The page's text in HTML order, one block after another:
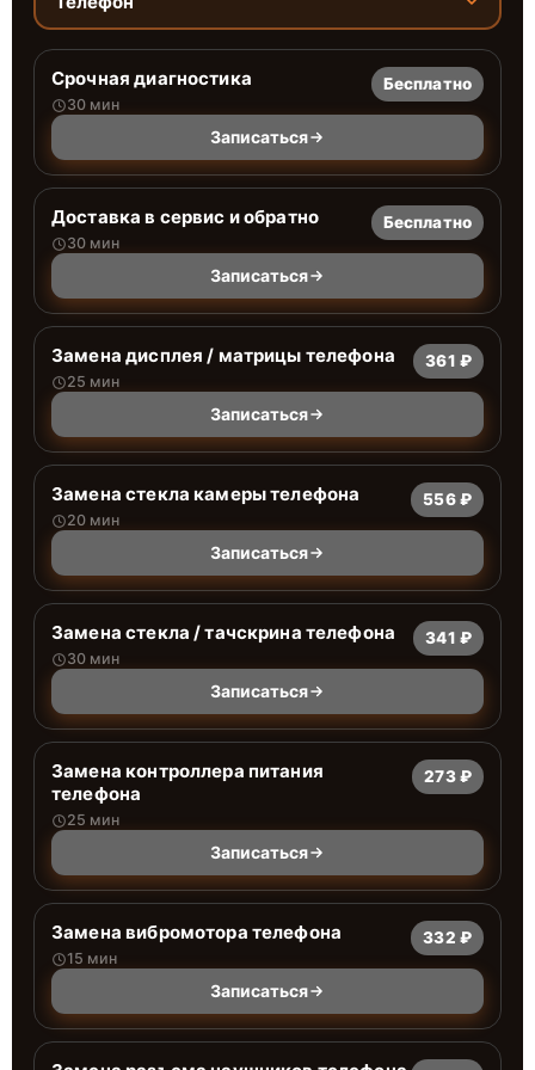
Срочная диагностика
30 мин
Бесплатно
Записаться
Доставка в сервис и обратно
30 мин
Бесплатно
Записаться
Замена дисплея / матрицы телефона
25 мин
361 ₽
Записаться
Замена стекла камеры телефона
20 мин
556 ₽
Записаться
Замена стекла / тачскрина телефона
30 мин
341 ₽
Записаться
Замена контроллера питания
телефона
25 мин
273 ₽
Записаться
Замена вибромотора телефона
15 мин
332 ₽
Записаться